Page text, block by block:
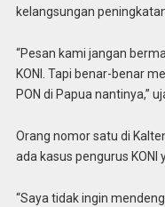
kelangsungan
“Pesan kami jangan
KONI. Tapi benar-benar
PON di Papua nantinya,”
Orang nomor satu di
ada kasus pengurus
“Saya tidak ingin